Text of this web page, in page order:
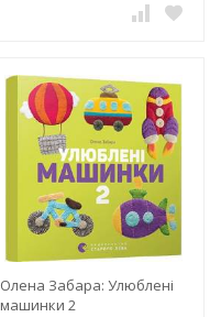
Олена Забара: Улюблені
машинки 2